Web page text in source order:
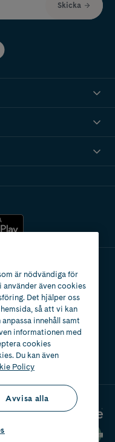
Skicka
är nödvändiga för
använder även cookies
Det hjälper oss
så att vi kan
innehåll samt
informationen med
cookies
Du kan även
Policy
Avvisa alla